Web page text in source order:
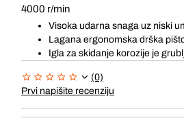
4000 r/min
Visoka udarna snaga uz niski
Lagana ergonomska drška
Igla za skidanje korozije je
(0)
Prvi napišite recenziju